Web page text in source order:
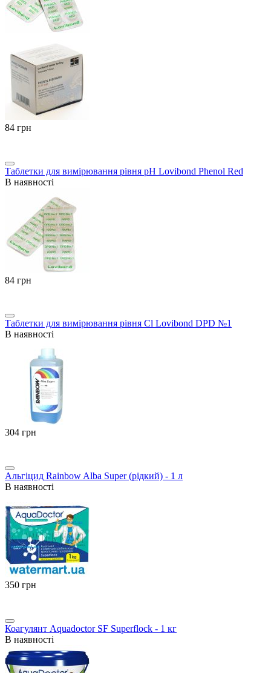
‍84‍ грн
Таблетки для вимірювання рівня pH Lovibond Phenol Red
В наявності
‍84‍ грн
Таблетки для вимірювання рівня Cl Lovibond DPD №1
В наявності
‍304‍ грн
Альгіцид Rainbow Alba Super (рідкий) - 1 л
В наявності
‍350‍ грн
Коагулянт Aquadoctor SF Superflock - 1 кг
В наявності